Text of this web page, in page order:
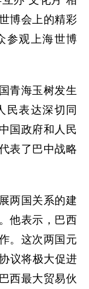
博会上的精彩
参观上海世博
青海玉树发生
民表达深切同
国政府和人民
表了巴中战略
两国关系的建
他表示，巴西
。这次两国元
议将极大促进
西最大贸易伙